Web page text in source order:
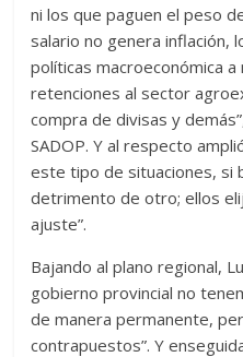
ni los que paguen el peso
salario no genera inflación,
políticas macroeconómica a
retenciones al sector
compra de divisas y
SADOP. Y al respecto
este tipo de situaciones, si
detrimento de otro; ellos
ajuste”.
Bajando al plano regional,
gobierno provincial no
de manera permanente,
contrapuestos”. Y